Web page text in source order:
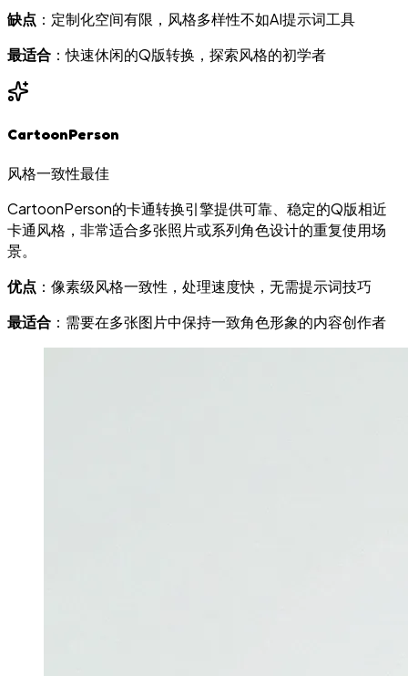
缺点 ：定制化空间有限，风格多样性不如AI提示词工具
最适合 ：快速休闲的Q版转换，探索风格的初学者
CartoonPerson
风格一致性最佳
CartoonPerson的卡通转换引擎提供可靠、稳定的Q版相近
卡通风格，非常适合多张照片或系列角色设计的重复使用场
景。
优点 ：像素级风格一致性，处理速度快，无需提示词技巧
最适合 ：需要在多张图片中保持一致角色形象的内容创作者